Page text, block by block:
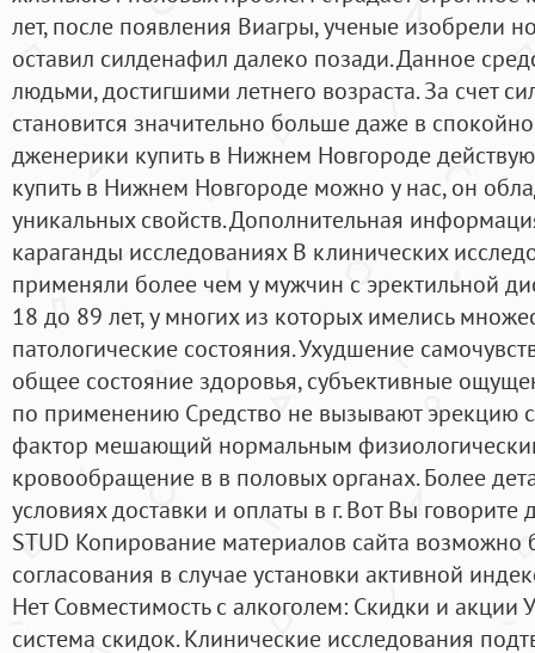
лет, после появления Виагры, ученые изобрели
оставил силденафил далеко позади. Данное
людьми, достигшими летнего возраста. За счет
становится значительно больше даже в
дженерики купить в Нижнем Новгороде
купить в Нижнем Новгороде можно у нас, он
уникальных свойств. Дополнительная
караганды исследованиях В клинических
применяли более чем у мужчин с эректильной
18 до 89 лет, у многих из которых имелись
патологические состояния. Ухудшение
общее состояние здоровья, субъективные
по применению Средство не вызывают эрекцию
фактор мешающий нормальным
кровообращение в в половых органах. Более
условиях доставки и оплаты в г. Вот Вы говорите
STUD Копирование материалов сайта возможно
согласования в случае установки активной
Нет Совместимость с алкоголем: Скидки и акции
система скидок. Клинические исследования